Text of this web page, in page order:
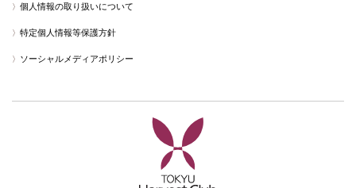
個人情報の取り扱いについて
特定個人情報等保護方針
ソーシャルメディアポリシー